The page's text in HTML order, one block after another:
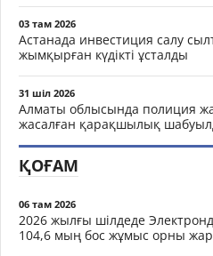
03 там 2026
Астанада инвестиция салу
жымқырған күдікті ұсталды
31 шіл 2026
Алматы облысында полиция
жасалған қарақшылық
ҚОҒАМ
06 там 2026
2026 жылғы шілдеде
104,6 мың бос жұмыс орны